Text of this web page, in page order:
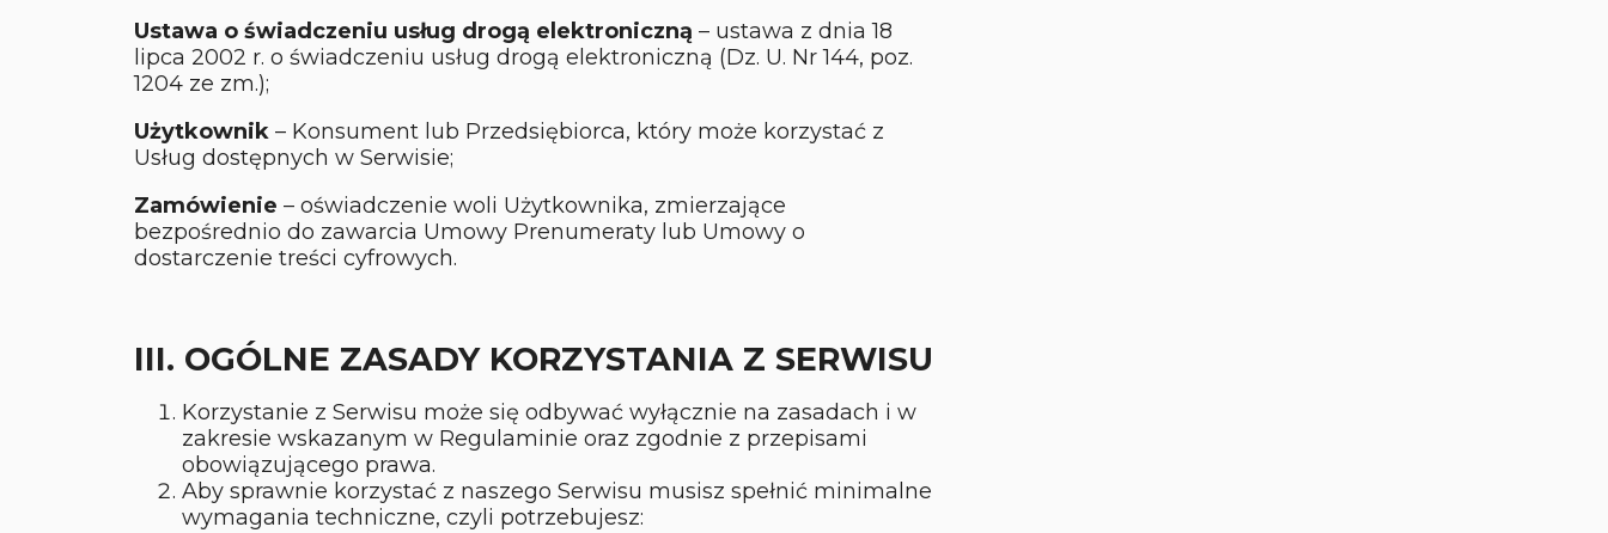
Ustawa o świadczeniu usług drogą elektroniczną – ustawa z dnia 18
lipca 2002 r. o świadczeniu usług drogą elektroniczną (Dz. U. Nr 144, poz.
1204 ze zm.);
Użytkownik – Konsument lub Przedsiębiorca, który może korzystać z
Usług dostępnych w Serwisie;
Zamówienie – oświadczenie woli Użytkownika, zmierzające
bezpośrednio do zawarcia Umowy Prenumeraty lub Umowy o
dostarczenie treści cyfrowych.
III. OGÓLNE ZASADY KORZYSTANIA Z SERWISU
Korzystanie z Serwisu może się odbywać wyłącznie na zasadach i w
zakresie wskazanym w Regulaminie oraz zgodnie z przepisami
obowiązującego prawa.
Aby sprawnie korzystać z naszego Serwisu musisz spełnić minimalne
wymagania techniczne, czyli potrzebujesz: